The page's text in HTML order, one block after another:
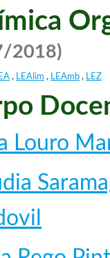
2018)
, LEAlim , LEAmb , LEZ
Louro